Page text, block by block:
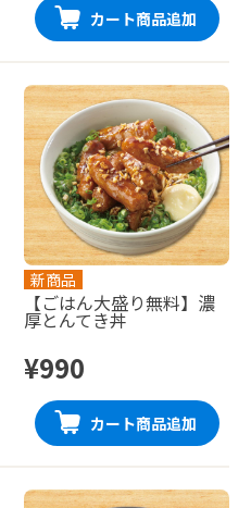
カート商品追加
新商品
【ごはん大盛り無料】濃
厚とんてき丼
¥990
カート商品追加